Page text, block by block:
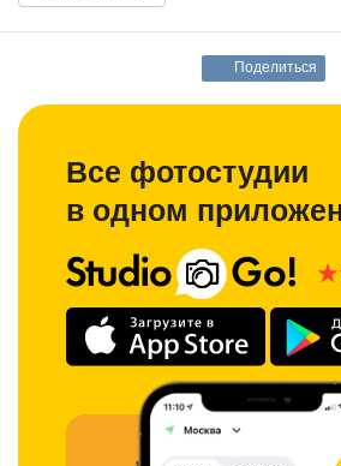
Поделиться
Все фотостудии
в одном